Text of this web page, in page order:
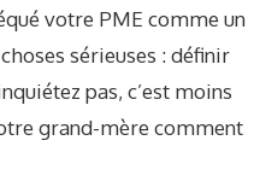
votre PME comme un
sérieuses : définir
pas, c’est moins
grand-mère comment